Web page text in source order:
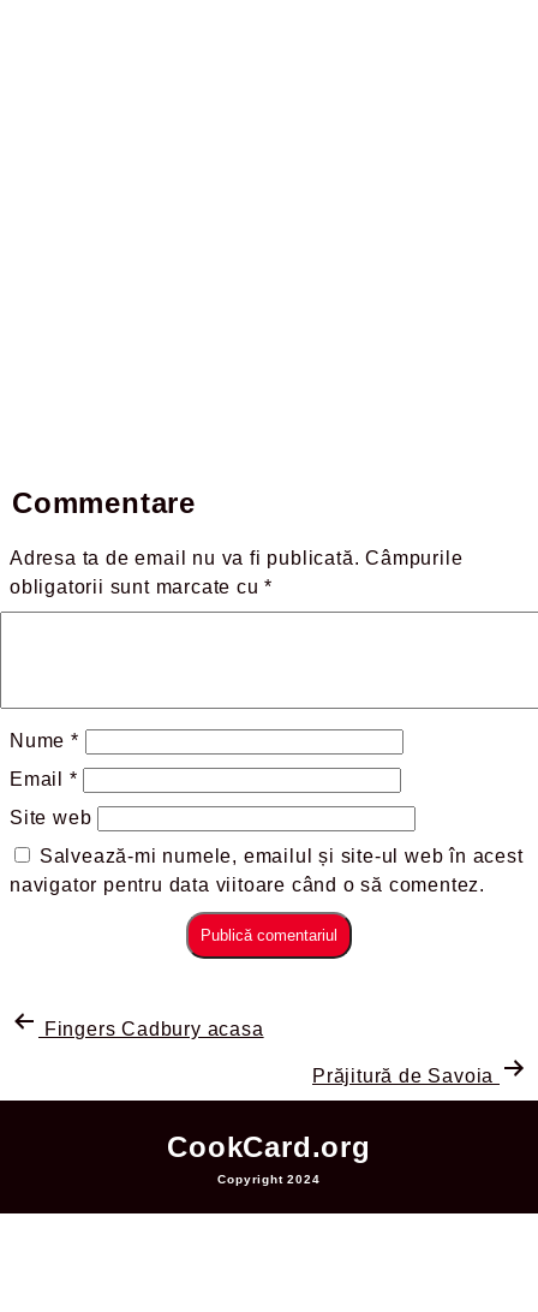
Commentare
Adresa ta de email nu va fi publicată. Câmpurile
obligatorii sunt marcate cu*
Nume *
Email *
Site web
Salvează-mi numele, emailul și site-ul web în acest
navigator pentru data viitoare când o să comentez.
Fingers Cadbury acasa
Prăjitură de Savoia
CookCard.org
Copyright 2024